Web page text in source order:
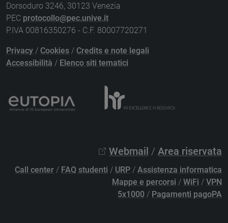
Dorsoduro 3246, 30123 Venezia
PEC protocollo@pec.unive.it
P.IVA 00816350276 - C.F. 80007720271
Privacy / Cookies / Credits e note legali
Accessibilità / Elenco siti tematici
Webmail / Area riservata
Call center / FAQ studenti / URP / Assistenza informatica
Mappe e percorsi / WiFi / VPN
5x1000 / Pagamenti pagoPA